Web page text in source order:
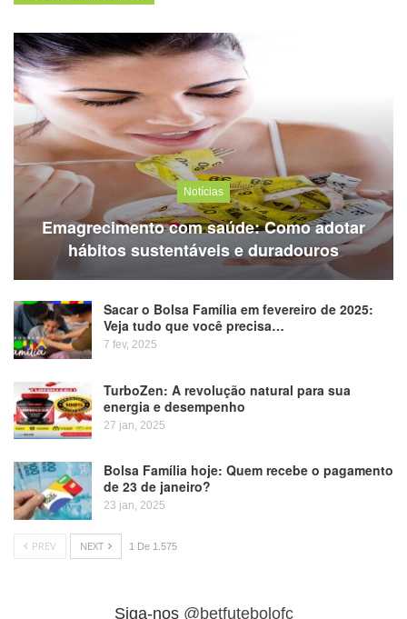
Notícias
Emagrecimento com saúde: Como adotar
hábitos sustentáveis e duradouros
Sacar o Bolsa Família em fevereiro de 2025:
Veja tudo que você precisa…
7 fev, 2025
TurboZen: A revolução natural para sua
energia e desempenho
27 jan, 2025
Bolsa Família hoje: Quem recebe o pagamento
de 23 de janeiro?
23 jan, 2025
PREV NEXT 1 De 1.575
Siga-nos @betfutebolofc